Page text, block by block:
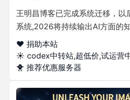
王明昌博客已完成系统迁移，
系统,2026将持续输出AI方面的
❤️ 捐助本站
☀️ codex中转站,超低价,试运营
🐥 推荐优惠服务器